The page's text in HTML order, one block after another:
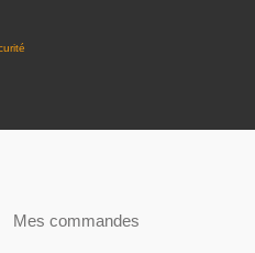
Mes commandes